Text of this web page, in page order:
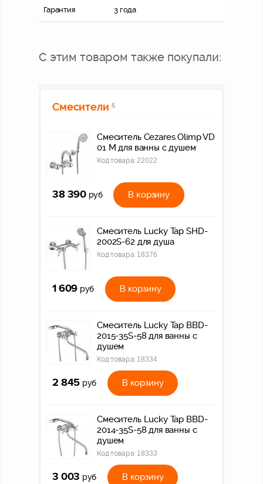
Гарантия 3 года
С этим товаром также покупали:
Смесители 5
Смеситель Cezares Olimp VD
01 M для ванны с душем
Код товара: 22022
38 390 руб В корзину
Смеситель Lucky Tap SHD-
2002S-62 для душа
Код товара: 18376
1 609 руб В корзину
Смеситель Lucky Tap BBD-
2015-35S-58 для ванны с
душем
Код товара: 18334
2 845 руб В корзину
Смеситель Lucky Tap BBD-
2014-35S-58 для ванны с
душем
Код товара: 18333
3 003 руб В корзину